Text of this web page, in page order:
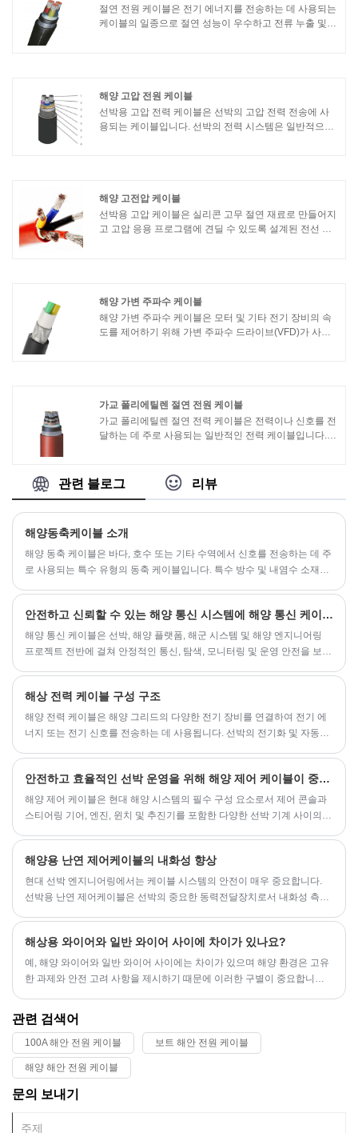
절연 전원 케이블은 전기 에너지를 전송하는 데 사용되는
케이블의 일종으로 절연 성능이 우수하고 전류 누출 및
해양 고압 전원 케이블
선박용 고압 전력 케이블은 선박의 고압 전력 전송에 사
용되는 케이블입니다. 선박의 전력 시스템은 일반적으로
해양 고전압 케이블
선박용 고압 케이블은 실리콘 고무 절연 재료로 만들어지
고 고압 응용 프로그램에 견딜 수 있도록 설계된 전선 유
같이 와이어가 고온에 노출될 수 있는 응용 분야에 적합
합니다.
해양 가변 주파수 케이블
해양 가변 주파수 케이블은 모터 및 기타 전기 장비의 속
도를 제어하기 위해 가변 주파수 드라이브(VFD)가 사용
가교 폴리에틸렌 절연 전원 케이블
가교 폴리에틸렌 절연 전력 케이블은 전력이나 신호를 전
달하는 데 주로 사용되는 일반적인 전력 케이블입니다.
관련 블로그 리뷰
해양동축케이블 소개
해양 동축 케이블은 바다, 호수 또는 기타 수역에서 신호를 전송하는 데 주
로 사용되는 특수 유형의 동축 케이블입니다. 특수 방수 및 내염수 소재를
안전하고 신뢰할 수 있는 해양 통신 시스템에 해양 통신 케이블이 필수적인 이유
해양 통신 케이블은 선박, 해양 플랫폼, 해군 시스템 및 해양 엔지니어링
프로젝트 전반에 걸쳐 안정적인 통신, 탐색, 모니터링 및 운영 안전을 보장
해상 전력 케이블 구성 구조
해양 전력 케이블은 해양 그리드의 다양한 전기 장비를 연결하여 전기 에
너지 또는 전기 신호를 전송하는 데 사용됩니다. 선박의 전기화 및 자동화
안전하고 효율적인 선박 운영을 위해 해양 제어 케이블이 중요한 이유는 무엇입니까?
해양 제어 케이블은 현대 해양 시스템의 필수 구성 요소로서 제어 콘솔과
스티어링 기어, 엔진, 윈치 및 추진기를 포함한 다양한 선박 기계 사이의
어를 제공하도록 설계되었습니다. 안전, 효율성 및 장기적인 성능을 추구
하는 조선소, 운영자 및 유지 보수 전문가에게는 구조, 기능 및 응용 프로
그램을 이해하는 것이 중요합니다.
해양용 난연 제어케이블의 내화성 향상
현대 선박 엔지니어링에서는 케이블 시스템의 안전이 매우 중요합니다.
선박용 난연 제어케이블은 선박의 중요한 동력전달장치로서 내화성 측면
점점 더 엄격해지고 있습니다.
해상용 와이어와 일반 와이어 사이에 차이가 있나요?
​예, 해양 와이어와 일반 와이어 사이에는 차이가 있으며 해양 환경은 고유
한 과제와 안전 고려 사항을 제시하기 때문에 이러한 구별이 중요합니다.
관련 검색어
100A 해안 전원 케이블 보트 해안 전원 케이블
해양 해안 전원 케이블
문의 보내기